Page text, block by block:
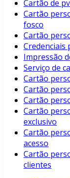
Cartão de
Cartão
fosco
Cartão
Credenciais
Impressão
Serviço de
Cartão
Cartão
Cartão
Cartão
exclusivo
Cartão
acesso
Cartão
clientes